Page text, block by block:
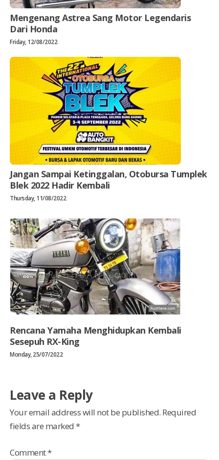
Mengenang Astrea Sang Motor Legendaris
Dari Honda
Friday, 12/08/2022
Jangan Sampai Ketinggalan, Otobursa Tumplek
Blek 2022 Hadir Kembali
Thursday, 11/08/2022
Rencana Yamaha Menghidupkan Kembali
Sesepuh RX-King
Monday, 25/07/2022
Leave a Reply
Your email address will not be published. Required
fields are marked *
Comment*